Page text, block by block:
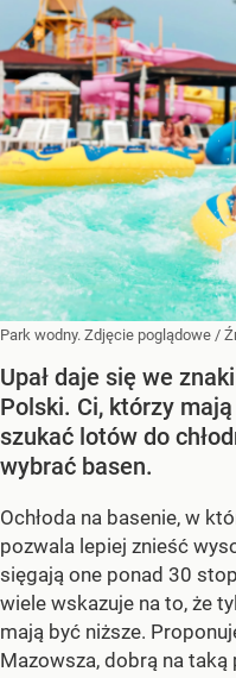
Park wodny. Zdjęcie poglądowe /
Upał daje się we
Polski. Ci, którzy
szukać lotów do
wybrać basen.
Ochłoda na basenie, w
pozwala lepiej znieść
sięgają one ponad 30
wiele wskazuje na to, że
mają być niższe.
Mazowsza, dobrą na